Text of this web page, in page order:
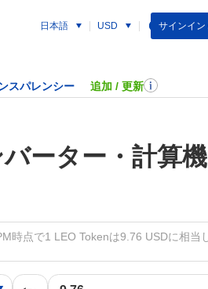
日本語 USD サインイン
スパレンシー 追加 / 更新
ーター・計算機
時点で1 LEO Tokenは9.76 USDに相当